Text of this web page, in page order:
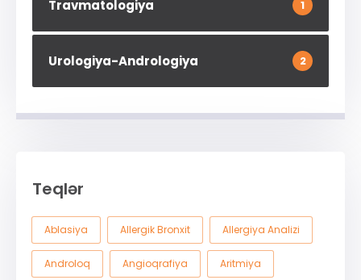
Travmatologiya 1
Urologiya-Andrologiya 2
Teqlər
Ablasiya Allergik Bronxit Allergiya Analizi
Androloq Angioqrafiya Aritmiya